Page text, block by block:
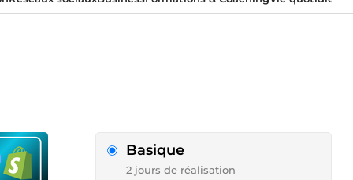
Basique
2 jours de réalisation